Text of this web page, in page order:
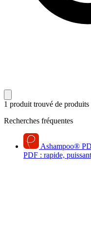
1 produit trouvé de produits
Recherches fréquentes
Ashampoo®
PDF : rapide,